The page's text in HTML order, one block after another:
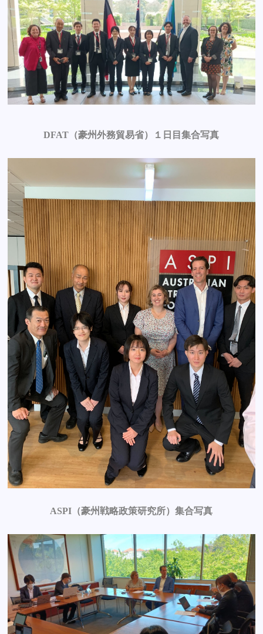
DFAT（豪州外務貿易省）１日目集合写真
ASPI（豪州戦略政策研究所）集合写真